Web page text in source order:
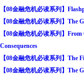
【08金融危机必读系列】
【08金融危机必读系列】The
【08金融危机必读系列】
Consequences
【08金融危机必读系列】The
【08金融危机必读系列】The